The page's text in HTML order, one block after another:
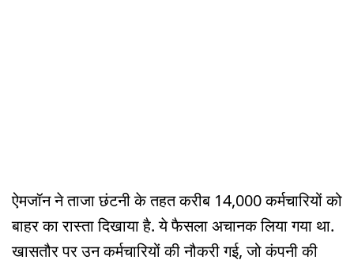
ऐमजॉन ने ताजा छंटनी के तहत करीब 14,000 कर्मचारियों को
बाहर का रास्ता दिखाया है. ये फैसला अचानक लिया गया था.
खासतौर पर उन कर्मचारियों की नौकरी गई, जो कंपनी की